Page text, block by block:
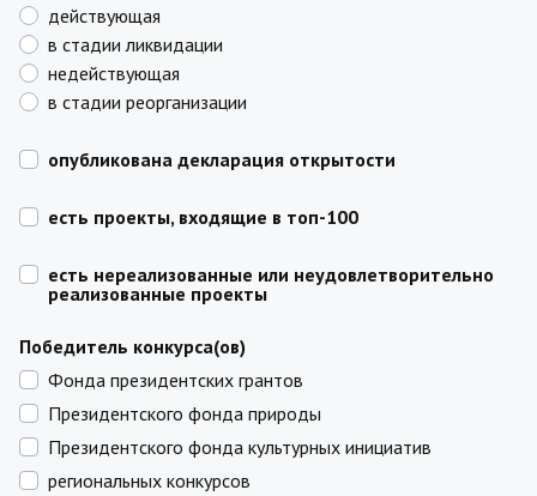
действующая
в стадии ликвидации
недействующая
в стадии реорганизации
опубликована декларация открытости
есть проекты, входящие в топ-100
есть нереализованные или неудовлетворительно
реализованные проекты
Победитель конкурса(ов)
Фонда президентских грантов
Президентского фонда природы
Президентского фонда культурных инициатив
региональных конкурсов